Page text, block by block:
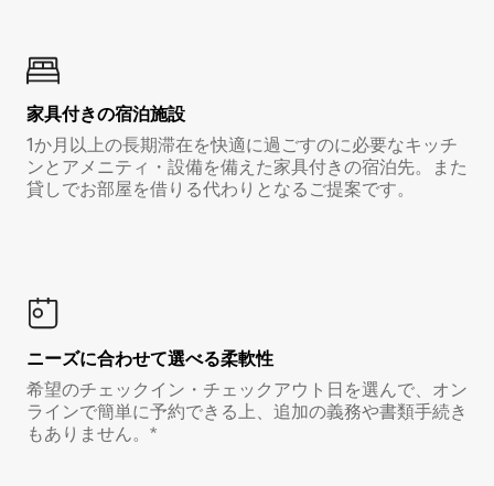
家具付き⁠の宿⁠泊⁠施⁠設
1か月以上の長期滞在を快適に過ごすのに必要なキッチ
ンとアメニティ・設備を備えた家具付きの宿泊先。また
貸しでお部屋を借りる代わりとなるご提案です。
ニーズに合わせて選べる柔軟性
希望のチェックイン・チェックアウト日を選んで、オン
ラインで簡単に予約できる上、追加の義務や書類手続き
もありません。*